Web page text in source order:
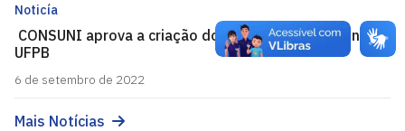
Noticía
CONSUNI aprova a criação do 17º Centro de Ensino da
UFPB
6 de setembro de 2022
Mais Notícias